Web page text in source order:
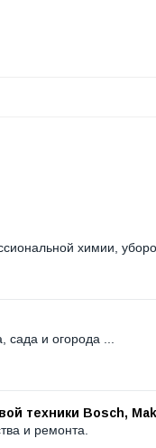
химии,
и огорода ...
техники Bosch,
и ремонта.